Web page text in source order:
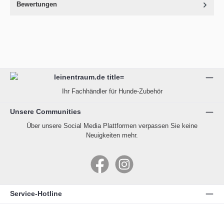
Bewertungen
Ihr Fachhändler für Hunde-Zubehör
Unsere Communities
Über unsere Social Media Plattformen verpassen Sie keine
Neuigkeiten mehr.
FacebookInstagram
Service-Hotline